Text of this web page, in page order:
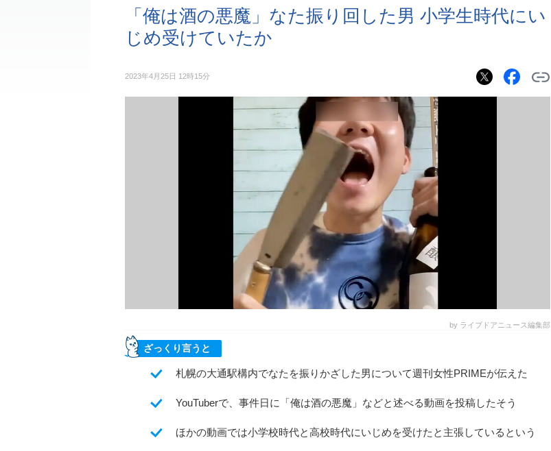
「俺は酒の悪魔」なた振り回した男 小学生時代にい
じめ受けていたか
2023年4月25日 12時15分
by ライブドアニュース編集部
ざっくり言うと
札幌の大通駅構内でなたを振りかざした男について週刊女性PRIMEが伝えた
YouTuberで、事件日に「俺は酒の悪魔」などと述べる動画を投稿したそう
ほかの動画では小学校時代と高校時代にいじめを受けたと主張しているという